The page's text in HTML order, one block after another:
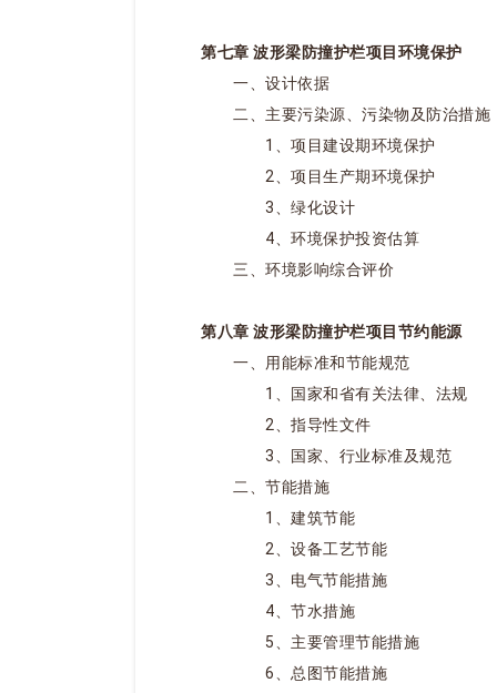
第七章 波形梁防撞护栏项目环境保护
一、设计依据
二、主要污染源、污染物及防治措施
1、项目建设期环境保护
2、项目生产期环境保护
3、绿化设计
4、环境保护投资估算
三、环境影响综合评价
第八章 波形梁防撞护栏项目节约能源
一、用能标准和节能规范
1、国家和省有关法律、法规
2、指导性文件
3、国家、行业标准及规范
二、节能措施
1、建筑节能
2、设备工艺节能
3、电气节能措施
4、节水措施
5、主要管理节能措施
6、总图节能措施